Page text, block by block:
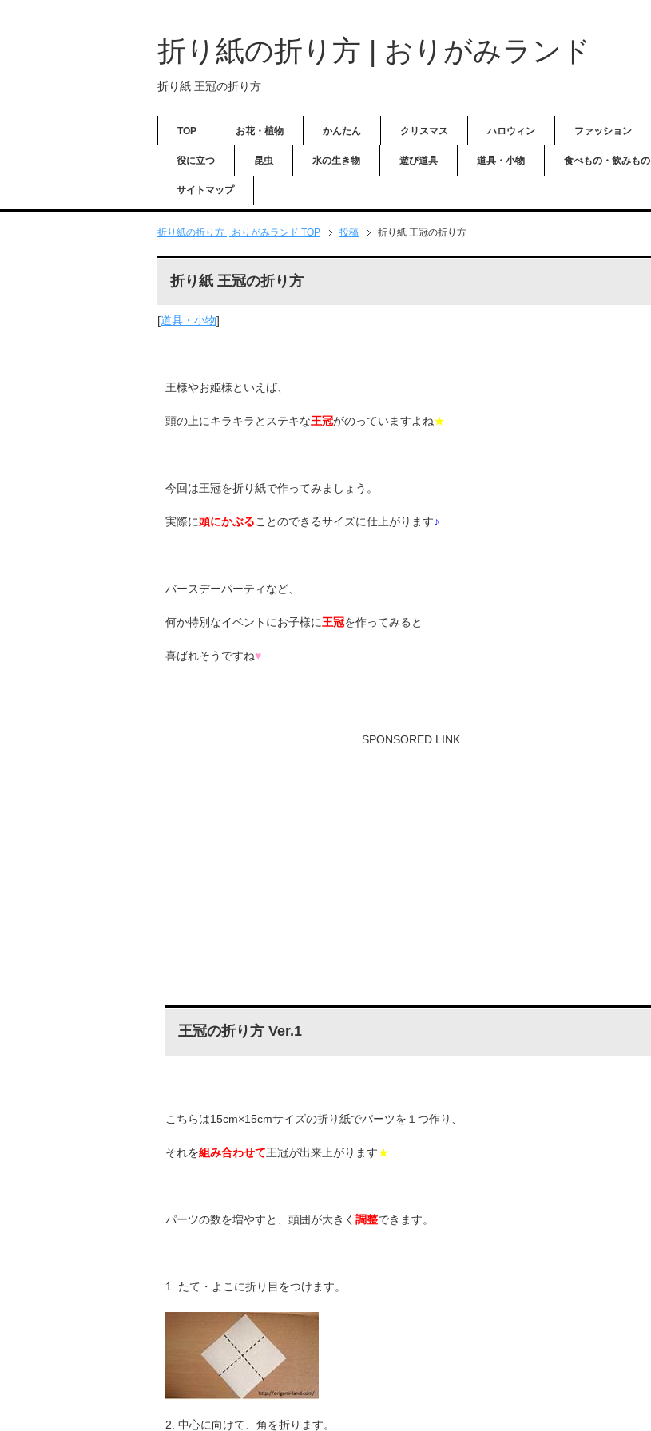
折り紙の折り方 | おりがみランド
折り紙 王冠の折り方
TOP お花・植物 かんたん クリスマス ハロウィン ファッション
役に立つ 昆虫 水の生き物 遊び道具 道具・小物 食べもの・飲みもの
サイトマップ
折り紙の折り方 | おりがみランド TOP 投稿 折り紙 王冠の折り方
折り紙 王冠の折り方
[道具・小物]
王様やお姫様といえば、
頭の上にキラキラとステキな王冠がのっていますよね★
今回は王冠を折り紙で作ってみましょう。
実際に頭にかぶることのできるサイズに仕上がります♪
バースデーパーティなど、
何か特別なイベントにお子様に王冠を作ってみると
喜ばれそうですね♥
SPONSORED LINK
王冠の折り方 Ver.1
こちらは15cm×15cmサイズの折り紙でパーツを１つ作り、
それを組み合わせて王冠が出来上がります★
パーツの数を増やすと、頭囲が大きく 調整できます。
1. たて・よこに折り目をつけます。
2. 中心に向けて、角を折ります。